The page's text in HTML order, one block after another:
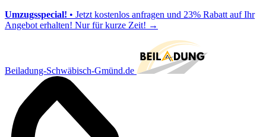
Umzugsspecial! • Jetzt kostenlos anfragen und 23% Rabatt auf Ihr
Angebot erhalten! Nur für kurze Zeit! →
Beiladung-Schwäbisch-Gmünd.de